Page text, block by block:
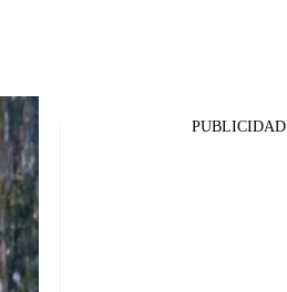
Whatsapp
PUBLICIDAD